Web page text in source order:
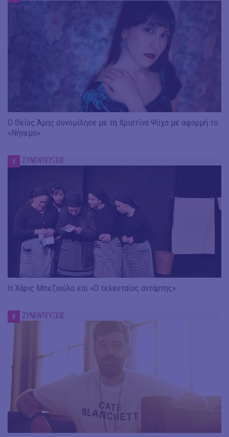
Ο Θείος Άρης συνομίλησε με τη Χριστίνα Ψύχα με αφορμή το
«Νήνεμο»
# ΣΥΝΕΝΤΕΥΞΕΙΣ
Η Χάρις Μπεζιούλα και «Ο τελευταίος αντάρτης»
# ΣΥΝΕΝΤΕΥΞΕΙΣ